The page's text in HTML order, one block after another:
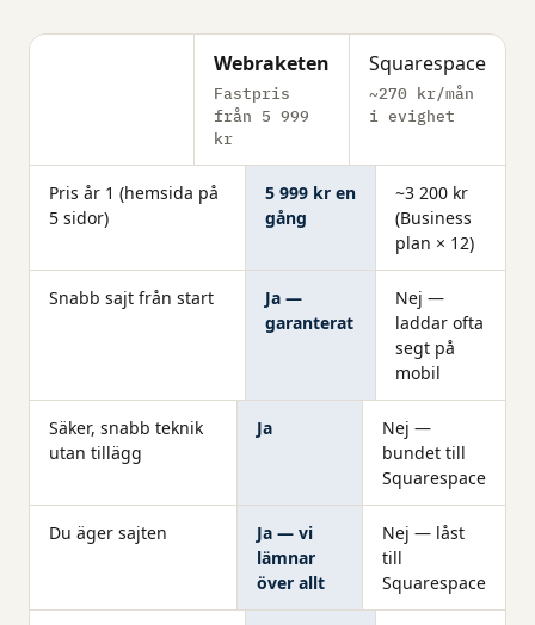
Webraketen
Fastpris
från 5 999
kr
Squarespace
~270 kr/mån
i evighet
Pris år 1 (hemsida på
5 sidor)
5 999 kr en
gång
~3 200 kr
(Business
plan × 12)
Snabb sajt från start
Ja —
garanterat
Nej —
laddar ofta
segt på
mobil
Säker, snabb teknik
utan tillägg
Ja
Nej —
bundet till
Squarespace
Du äger sajten
Ja — vi
lämnar
över allt
Nej — låst
till
Squarespace